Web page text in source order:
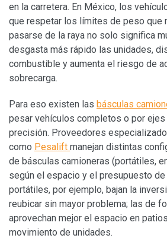
en la carretera. En México, los
que respetar los límites de peso que
pasarse de la raya no solo significa
desgasta más rápido las unidades,
combustible y aumenta el riesgo de
sobrecarga.
Para eso existen las básculas
pesar vehículos completos o por ejes
precisión. Proveedores
como Pesalift manejan distintas
de básculas camioneras (portátiles,
según el espacio y el presupuesto de
portátiles, por ejemplo, bajan la
reubicar sin mayor problema; las de
aprovechan mejor el espacio en
movimiento de unidades.